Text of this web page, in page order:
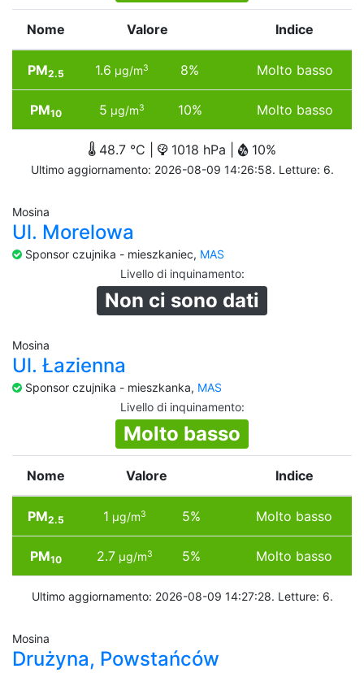
Nome Valore Indice
PM2.5 1.6 µg/m3 8% Molto basso
PM10 5 µg/m3 10% Molto basso
48.7 °C | 1018 hPa | 10%
Ultimo aggiornamento: 2026-08-09 14:26:58. Letture: 6.
Mosina
Ul. Morelowa
Sponsor czujnika - mieszkaniec, MAS
Livello di inquinamento:
Non ci sono dati
Mosina
Ul. Łazienna
Sponsor czujnika - mieszkanka, MAS
Livello di inquinamento:
Molto basso
Nome Valore Indice
PM2.5 1 µg/m3 5% Molto basso
PM10 2.7µg/m3 5% Molto basso
Ultimo aggiornamento: 2026-08-09 14:27:28. Letture: 6.
Mosina
Drużyna, Powstańców